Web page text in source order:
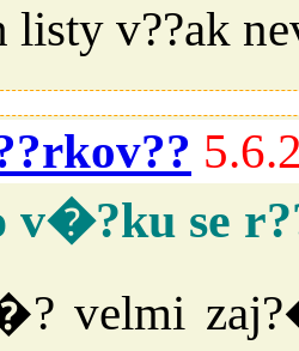
listy v??ak
v�?ku se
velmi